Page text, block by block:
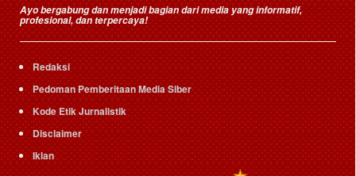
Ayo bergabung dan menjadi bagian dari media yang informatif,
profesional, dan terpercaya!
Redaksi
Pedoman Pemberitaan Media Siber
Kode Etik Jurnalistik
Disclaimer
Iklan